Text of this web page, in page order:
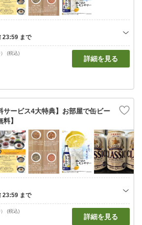
(税込)
詳細を見る
サービス4大特典】お部屋で缶ビー
】
(税込)
詳細を見る